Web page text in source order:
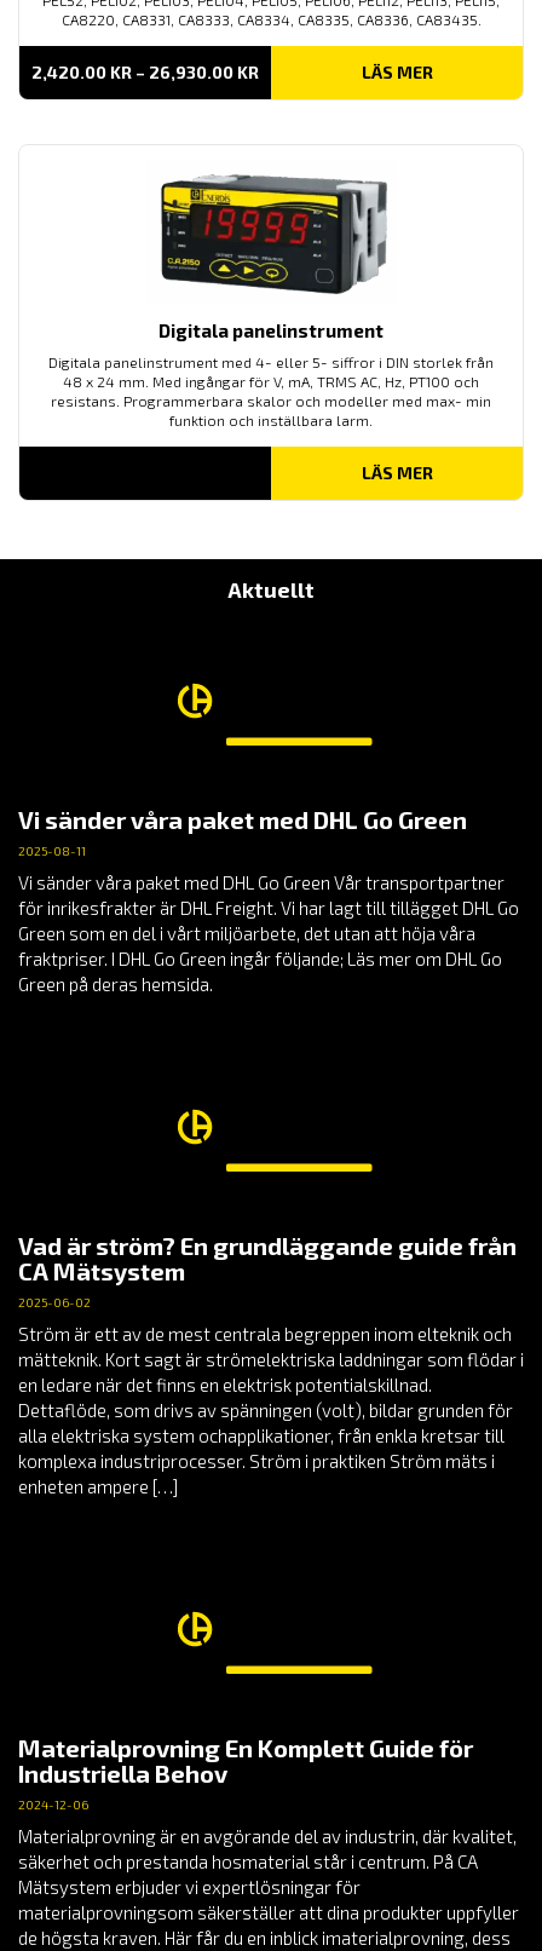
CA8220, CA8331, CA8333, CA8334, CA8335, CA8336, CA83435.
2,420.00 KR – 26,930.00 KRPRISINTERVALL:
TILL
LÄS MER
Digitala panelinstrument
Digitala panelinstrument med 4- eller 5- siffror i DIN storlek från
48 x 24 mm. Med ingångar för V, mA, TRMS AC, Hz, PT100 och
resistans. Programmerbara skalor och modeller med max- min
funktion och inställbara larm.
LÄS MER
Aktuellt
Vi sänder våra paket med DHL Go Green
2025-08-11
Vi sänder våra paket med DHL Go Green Vår transportpartner
för inrikesfrakter är DHL Freight. Vi har lagt till tillägget DHL Go
Green som en del i vårt miljöarbete, det utan att höja våra
fraktpriser. I DHL Go Green ingår följande; Läs mer om DHL Go
Green på deras hemsida.
Vad är ström? En grundläggande guide från
CA Mätsystem
2025-06-02
Ström är ett av de mest centrala begreppen inom elteknik och
mätteknik. Kort sagt är strömelektriska laddningar som flödar i
en ledare när det finns en elektrisk potentialskillnad.
Dettaflöde, som drivs av spänningen (volt), bildar grunden för
alla elektriska system ochapplikationer, från enkla kretsar till
komplexa industriprocesser. Ström i praktiken Ström mäts i
enheten ampere […]
Materialprovning En Komplett Guide för
Industriella Behov
2024-12-06
Materialprovning är en avgörande del av industrin, där kvalitet,
säkerhet och prestanda hosmaterial står i centrum. På CA
Mätsystem erbjuder vi expertlösningar för
materialprovningsom säkerställer att dina produkter uppfyller
de högsta kraven. Här får du en inblick imaterialprovning, dess